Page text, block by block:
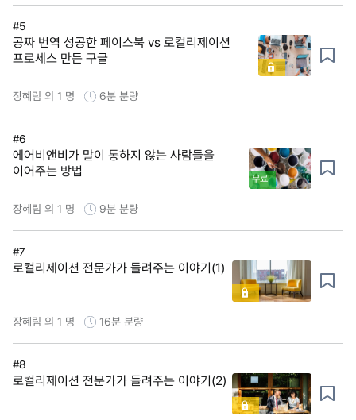
#5
공짜 번역 성공한 페이스북 vs 로컬리제이션
프로세스 만든 구글
장혜림 외 1 명 6분 분량
#6
에어비앤비가 말이 통하지 않는 사람들을
이어주는 방법
무료
장혜림 외 1 명 9분 분량
#7
로컬리제이션 전문가가 들려주는 이야기(1)
장혜림 외 1 명 16분 분량
#8
로컬리제이션 전문가가 들려주는 이야기(2)